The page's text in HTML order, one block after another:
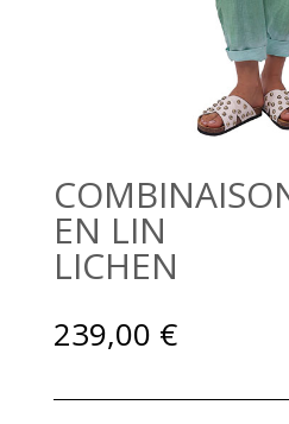
EN LIN
LICHEN
239,00 €